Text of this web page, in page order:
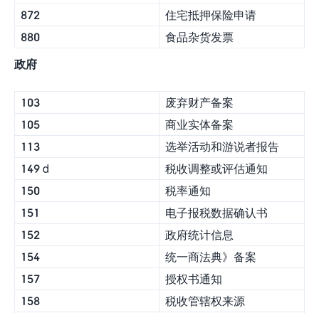
872
住宅抵押保险申请
880
食品杂货发票
政府
103
废弃财产备案
105
商业实体备案
113
选举活动和游说者报告
149 d
税收调整或评估通知
150
税率通知
151
电子报税数据确认书
152
政府统计信息
154
统一商法典》备案
157
授权书通知
158
税收管辖权来源